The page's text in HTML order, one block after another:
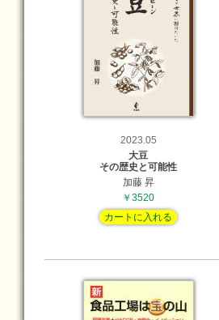
2023.05
大豆
その歴史と可能性
加藤 昇
￥3520
カートに入れる